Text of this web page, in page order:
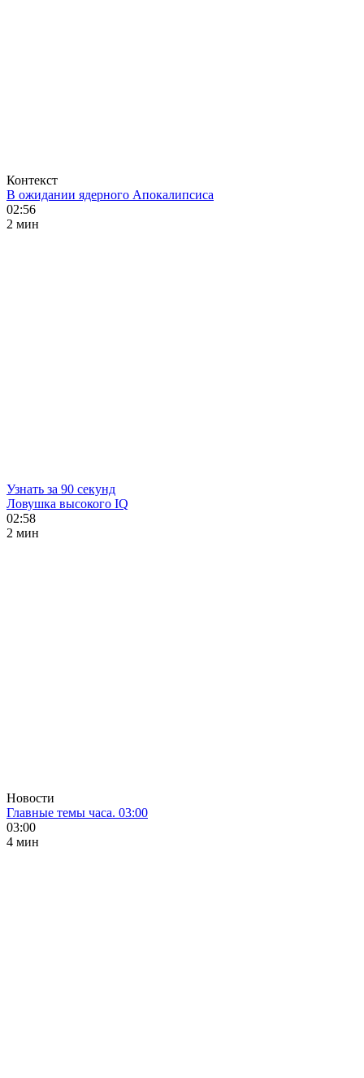
Контекст
В ожидании ядерного Апокалипсиса
02:56
2 мин
Узнать за 90 секунд
Ловушка высокого IQ
02:58
2 мин
Новости
Главные темы часа. 03:00
03:00
4 мин